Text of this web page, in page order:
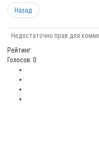
Назад
Недостаточно прав для
Рейтинг:
Голосов: 0